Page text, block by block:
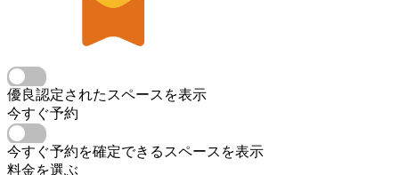
優良認定されたスペースを表示
今すぐ予約
今すぐ予約を確定できるスペースを表示
料金を選ぶ